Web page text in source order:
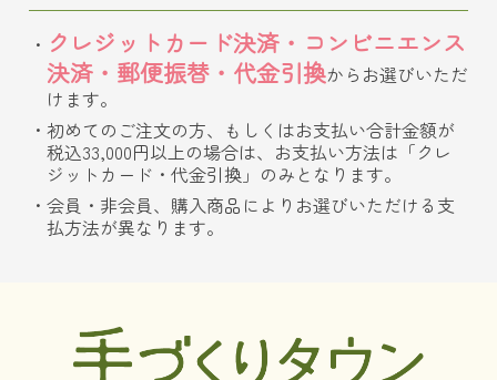
クレジットカード決済・コンビニエンス
決済・郵便振替・代金引換からお選びいただ
けます。
初めてのご注文の方、もしくはお支払い合計金額が
税込33,000円以上の場合は、お支払い方法は「クレ
ジットカード・代金引換」のみとなります。
会員・非会員、購入商品によりお選びいただける支
払方法が異なります。